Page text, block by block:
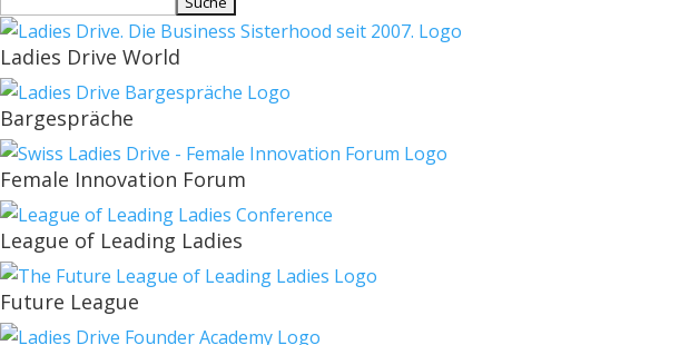
nach:
Ladies Drive World
Bargespräche
Female Innovation Forum
League of Leading Ladies
Future League